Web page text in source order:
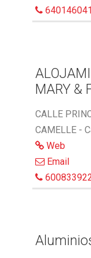
640146041
MARY &
CALLE
CAMELLE -
Web
Email